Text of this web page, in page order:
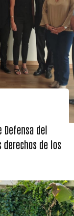
Defensa del
de los